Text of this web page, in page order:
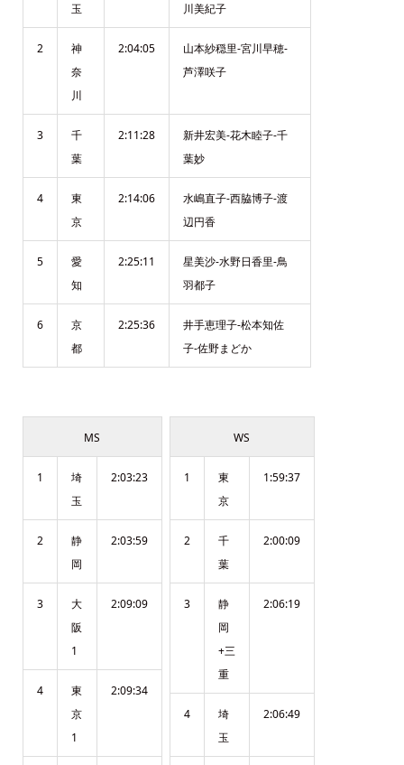
玉
川美紀子
2
神
奈
川
2:04:05
山本紗穏里-宮川早穂-
芦澤咲子
3
千
葉
2:11:28
新井宏美-花木睦子-千
葉妙
4
東
京
2:14:06
水嶋直子-西脇博子-渡
辺円香
5
愛
知
2:25:11
星美沙-水野日香里-鳥
羽都子
6
京
都
2:25:36
井手恵理子-松本知佐
子-佐野まどか
MS
1
埼
玉
2:03:23
2
静
岡
2:03:59
3
大
阪
1
2:09:09
4
東
京
1
2:09:34
WS
1
東
京
1:59:37
2
千
葉
2:00:09
3
静
岡
+三
重
2:06:19
4
埼
玉
2:06:49